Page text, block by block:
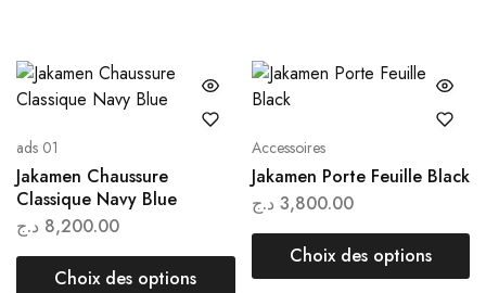
ads 01
Jakamen Chaussure
Classique Navy Blue
8,200.00 د.ج
Choix des options
Accessoires
Jakamen Porte Feuille Black
3,800.00 د.ج
Choix des options